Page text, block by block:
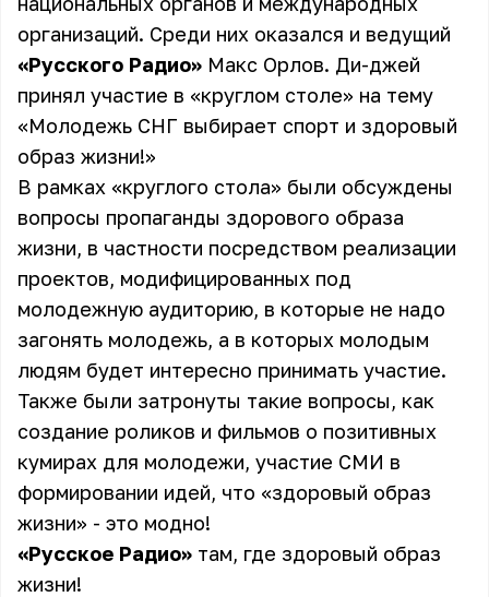
организаций. Среди них оказался и ведущий
«Русского Радио» Макс Орлов. Ди-джей
принял участие в «круглом столе» на тему
«Молодежь СНГ выбирает спорт и здоровый
образ жизни!»
В рамках «круглого стола» были обсуждены
вопросы пропаганды здорового образа
жизни, в частности посредством реализации
проектов, модифицированных под
молодежную аудиторию, в которые не надо
загонять молодежь, а в которых молодым
людям будет интересно принимать участие.
Также были затронуты такие вопросы, как
создание роликов и фильмов о позитивных
кумирах для молодежи, участие СМИ в
формировании идей, что «здоровый образ
жизни» - это модно!
«Русское Радио» там, где здоровый образ
жизни!